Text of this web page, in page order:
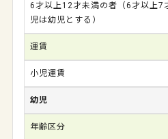
6才以上12才未満の者（6才以上7
児は幼児とする）
運賃
小児運賃
幼児
年齢区分